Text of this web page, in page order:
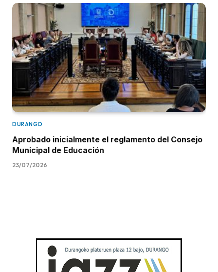
DURANGO
Aprobado inicialmente el reglamento del Consejo
Municipal de Educación
23/07/2026